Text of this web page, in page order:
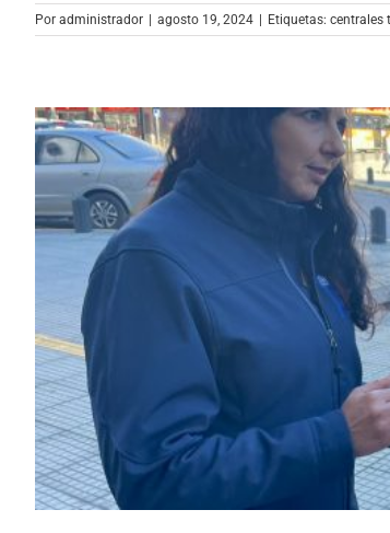
Por administrador agosto 19, 2024 Etiquetas: centrales